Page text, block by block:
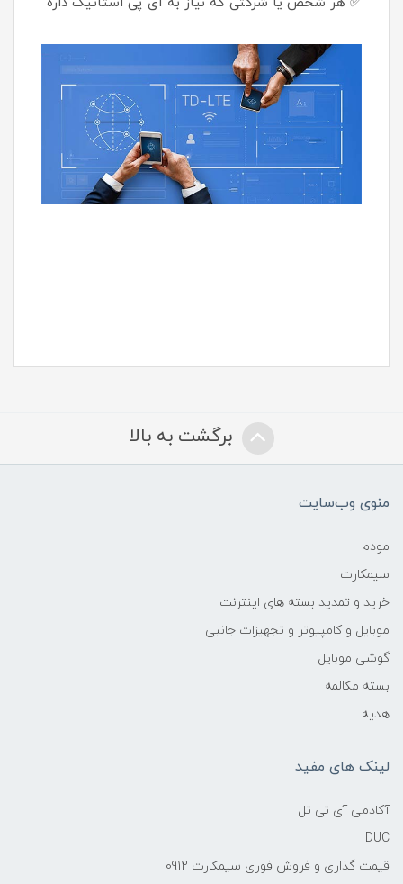
برگشت به بالا
منوی وب‌سایت
مودم
سیمکارت
خرید و تمدید بسته های اینترنت
موبایل و کامپیوتر و تجهیزات جانبی
گوشی موبایل
بسته مکالمه
هدیه
لینک های مفید
آکادمی آی تی تل
DUC
قیمت گذاری و فروش فوری سیمکارت 0912